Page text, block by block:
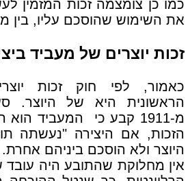
כמו כן צומצמה זכות המזמין
את השימוש שהוסכם עליו, בין
זכות יוצרים של מעביד
מ-1911 קבע כי המעביד
הזכות, אם היצירה "נעשתה
היוצר ולא הוסכם ביניהם אחרת.
אין מחלוקת שהתובע היה עובד